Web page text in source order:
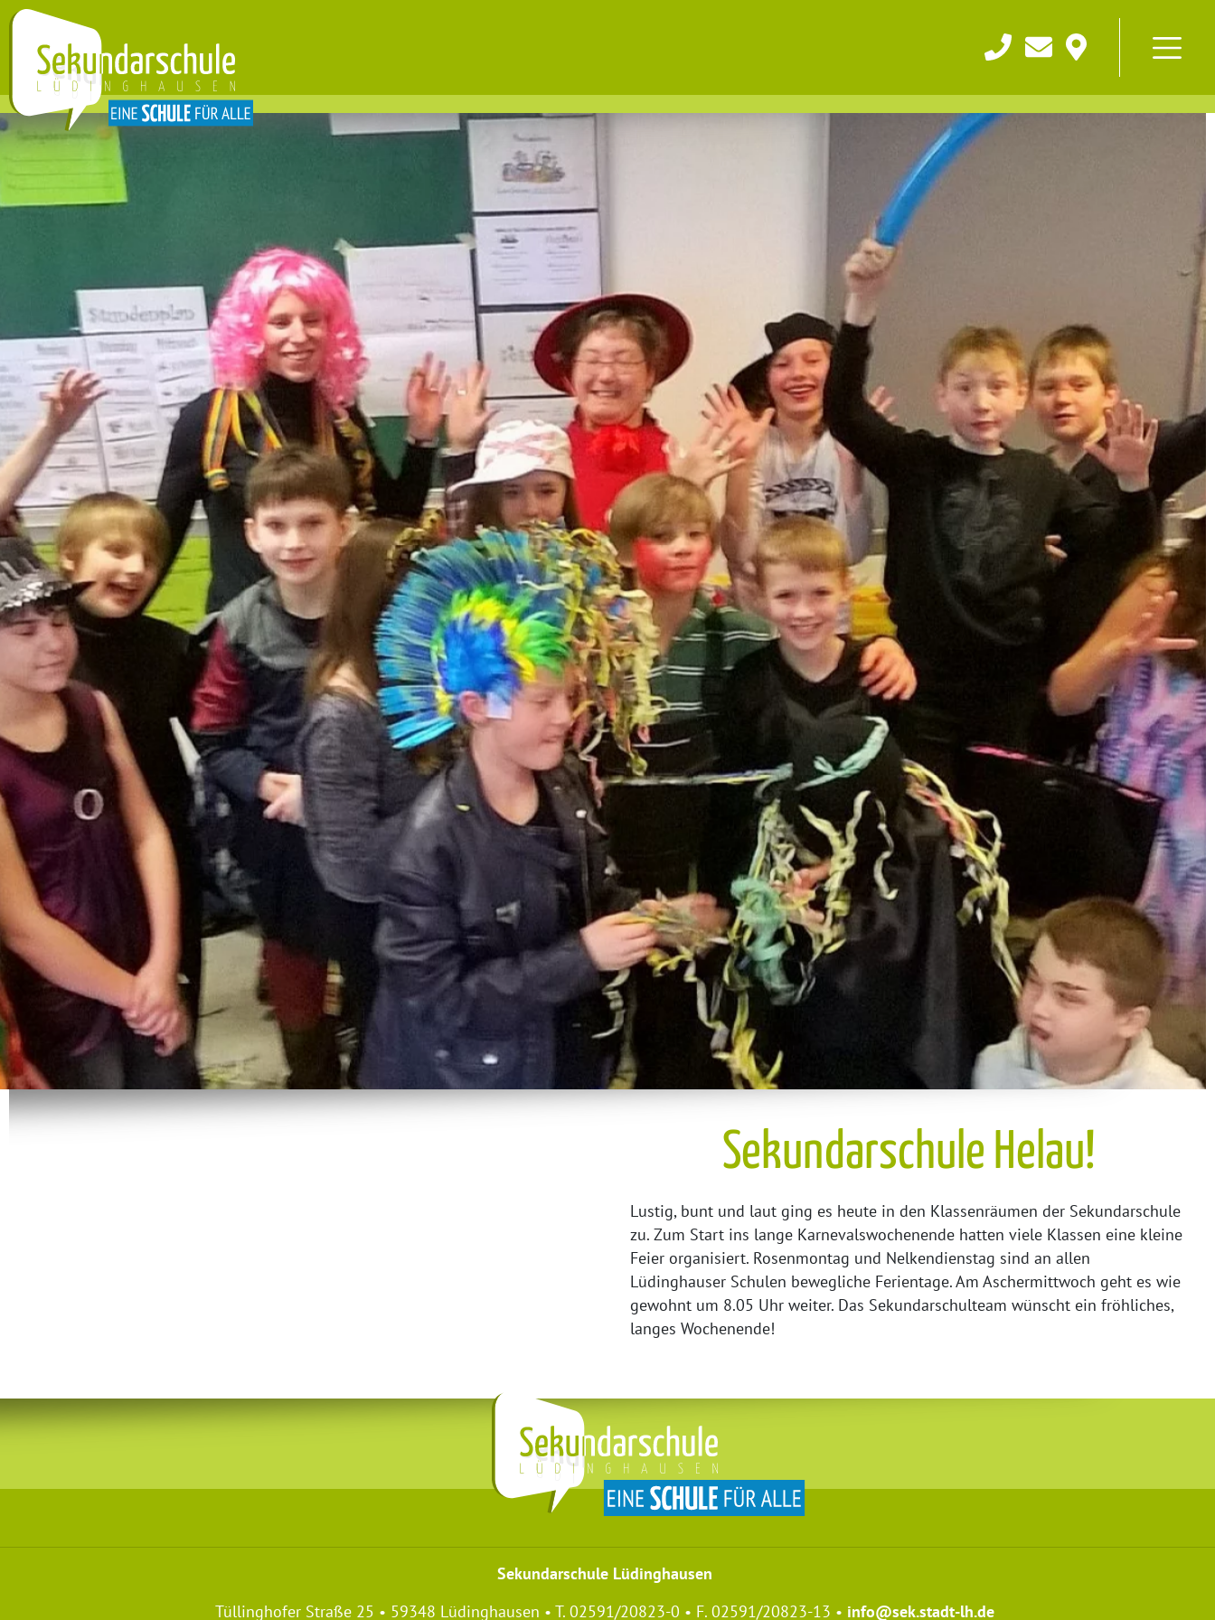
Sekundarschule Helau!
Lustig, bunt und laut ging es heute in den Klassenräumen der Sekundarschule
zu. Zum Start ins lange Karnevalswochenende hatten viele Klassen eine kleine
Feier organisiert. Rosenmontag und Nelkendienstag sind an allen
Lüdinghauser Schulen bewegliche Ferientage. Am Aschermittwoch geht es wie
gewohnt um 8.05 Uhr weiter. Das Sekundarschulteam wünscht ein fröhliches,
langes Wochenende!
Sekundarschule Lüdinghausen
Tüllinghofer Straße 25 • 59348 Lüdinghausen • T. 02591/20823-0 • F. 02591/20823-13 • info@sek.stadt-lh.de